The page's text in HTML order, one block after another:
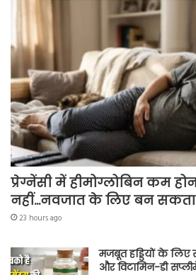
प्रेग्नेंसी में हीमोग्लोबिन कम
नहीं…नवजात के लिए बन सकता
23 hours ago
मजबूत हड्डियों के लिए
और विटामिन-डी